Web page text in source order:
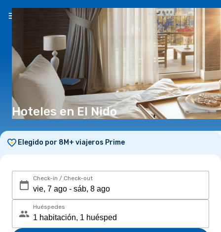
ES(S/)
Hoteles en El Nido
Elegido por 8M+ viajeros Prime
Check-in / Check-out
Huéspedes